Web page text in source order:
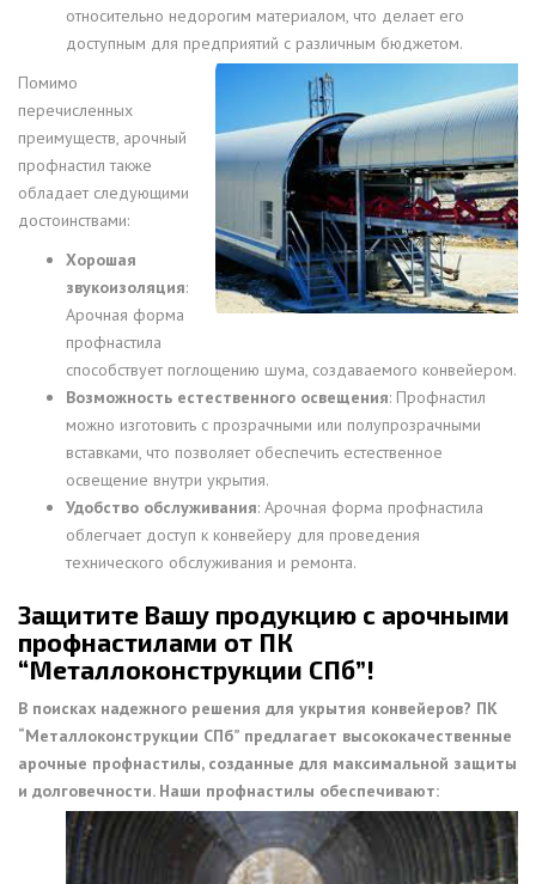
относительно недорогим материалом, что делает его
доступным для предприятий с различным бюджетом.
Помимо
перечисленных
преимуществ, арочный
профнастил также
обладает следующими
достоинствами:
Хорошая
звукоизоляция:
Арочная форма
профнастила
способствует поглощению шума, создаваемого конвейером.
Возможность естественного освещения: Профнастил
можно изготовить с прозрачными или полупрозрачными
вставками, что позволяет обеспечить естественное
освещение внутри укрытия.
Удобство обслуживания: Арочная форма профнастила
облегчает доступ к конвейеру для проведения
технического обслуживания и ремонта.
Защитите Вашу продукцию с арочными
профнастилами от ПК
“Металлоконструкции СПб”!
В поисках надежного решения для укрытия конвейеров? ПК
“Металлоконструкции СПб” предлагает высококачественные
арочные профнастилы, созданные для максимальной защиты
и долговечности. Наши профнастилы обеспечивают: